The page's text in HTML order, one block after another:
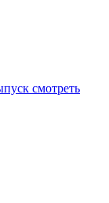
смотреть